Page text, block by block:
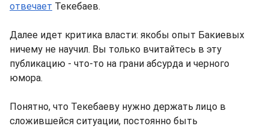
отвечает Текебаев.
Далее идет критика власти: якобы опыт Бакиевых
ничему не научил. Вы только вчитайтесь в эту
публикацию - что-то на грани абсурда и черного
юмора.
Понятно, что Текебаеву нужно держать лицо в
сложившейся ситуации, постоянно быть